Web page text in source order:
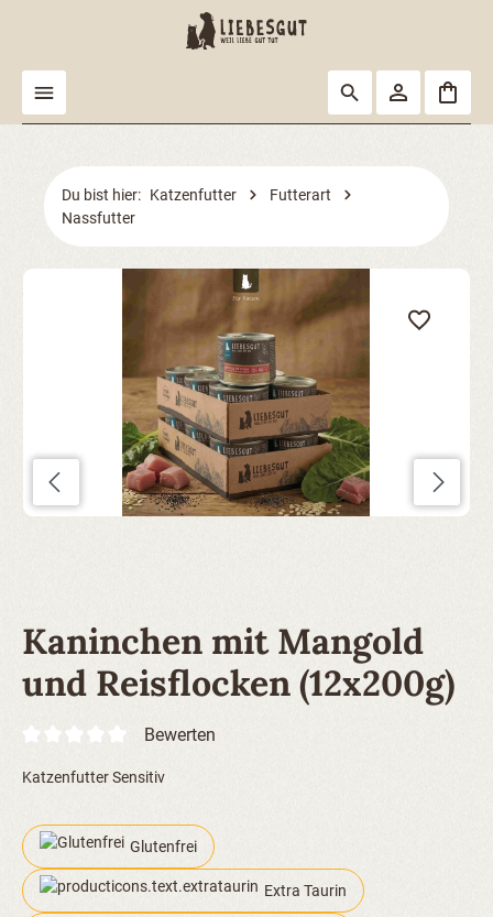
Du bist hier: Katzenfutter
Futterart
Nassfutter
Bildergalerie überspringen
Kaninchen mit Mangold
und Reisflocken (12x200g)
Bewerten
Katzenfutter Sensitiv
Glutenfrei
Extra Taurin